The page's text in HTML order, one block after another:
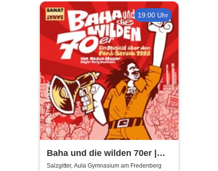
19:00 Uhr
Baha und die wilden 70er |
Aula Gymnasium am
Salzgitter, Aula Gymnasium am Fredenberg